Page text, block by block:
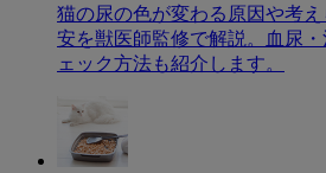
猫の尿の色が変わる原因や考
安を獣医師監修で解説。血尿
ェック方法も紹介します。